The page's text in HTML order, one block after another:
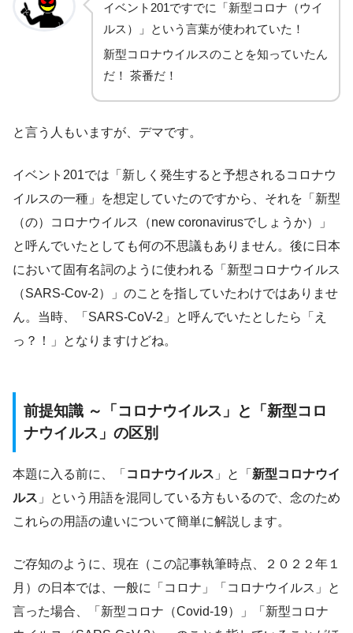
イベント201ですでに「新型コロナ（ウイ
ルス）」という言葉が使われていた！
新型コロナウイルスのことを知っていたん
だ！ 茶番だ！
と言う人もいますが、デマです。
イベント201では「新しく発生すると予想されるコロナウ
イルスの一種」を想定していたのですから、それを「新型
（の）コロナウイルス（new coronavirusでしょうか）」
と呼んでいたとしても何の不思議もありません。後に日本
において固有名詞のように使われる「新型コロナウイルス
（SARS-Cov-2）」のことを指していたわけではありませ
ん。当時、「SARS-CoV-2」と呼んでいたとしたら「え
っ？！」となりますけどね。
前提知識 ～「コロナウイルス」と「新型コロ
ナウイルス」の区別
本題に入る前に、「 コロナウイルス 」と「 新型コロナウイ
ルス 」という用語を混同している方もいるので、念のため
これらの用語の違いについて簡単に解説します。
ご存知のように、現在（この記事執筆時点、２０２２年１
月）の日本では、一般に「コロナ」「コロナウイルス」と
言った場合、「新型コロナ（Covid-19）」「新型コロナ